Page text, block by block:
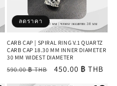
ลดราคา
CARB CAP | SPIRAL RING V.1 QUARTZ
CARB CAP 18.30 MM INNER DIAMETER
30 MM WIDEST DIAMETER
ราคา
590.00 ฿ THB
ราคา
450.00 ฿ THB